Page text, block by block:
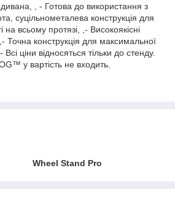
, - Готова до використання з
суцільнометалева конструкція для
на всьому протязі, ,- Високоякісні
,- Точна конструкція для максимальної
Всі ціни відносяться тільки до стенду.
у вартість не входить.
Wheel Stand Pro